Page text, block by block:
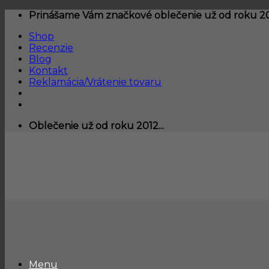
Skip
content
Prinášame Vám značkové oblečenie už od roku
Shop
Recenzie
Blog
Kontakt
Reklamácia/Vrátenie tovaru
Oblečenie už od roku 2012...
Menu